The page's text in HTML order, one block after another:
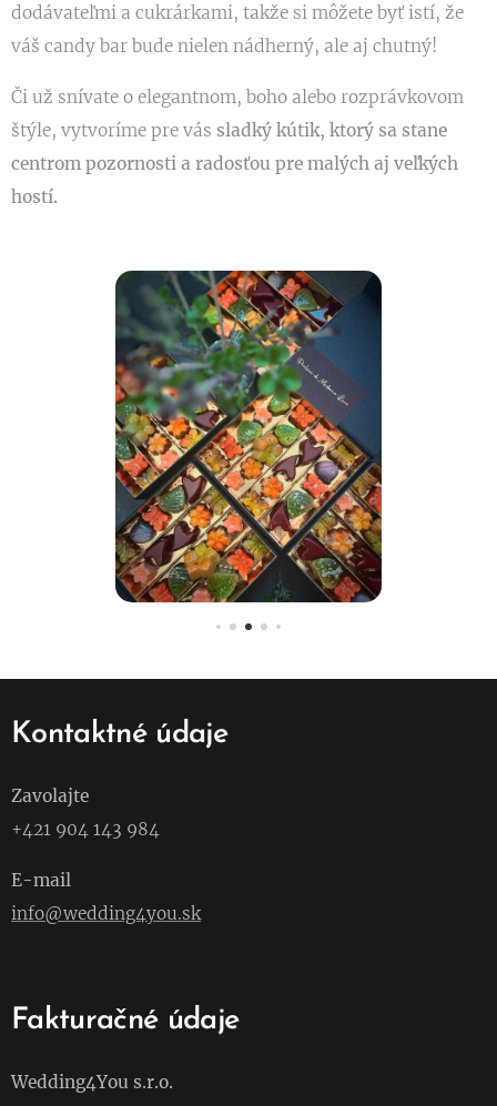
dodávateľmi a cukrárkami, takže si môžete byť istí, že
váš candy bar bude nielen nádherný, ale aj chutný!
Či už snívate o elegantnom, boho alebo rozprávkovom
štýle, vytvoríme pre vás sladký kútik, ktorý sa stane
centrom pozornosti a radosťou pre malých aj veľkých
hostí.
Kontaktné údaje
Zavolajte
+421 904 143 984
E-mail
info@wedding4you.sk
Fakturačné údaje
Wedding4You s.r.o.